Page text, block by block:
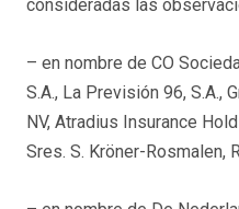
consideradas las
– en nombre de CO
S.A., La Previsión 96, S.A.,
NV, Atradius Insurance
Sres. S. Kröner-Rosmalen,